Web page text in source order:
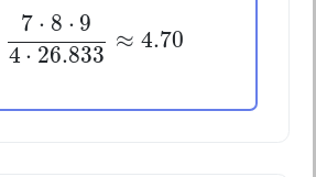
7 ⋅ 8 ⋅ 9
4 ⋅ 26.833
≈ 4.70
8⋅ 94 ⋅26.833